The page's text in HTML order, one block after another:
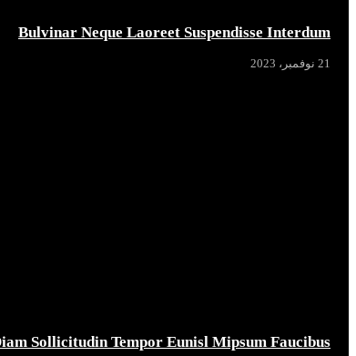
Bulvinar Neque Laoreet Suspendisse Interdum
21 نوفمبر، 2023
Sollicitudin Tempor Eunisl Mipsum Faucibus